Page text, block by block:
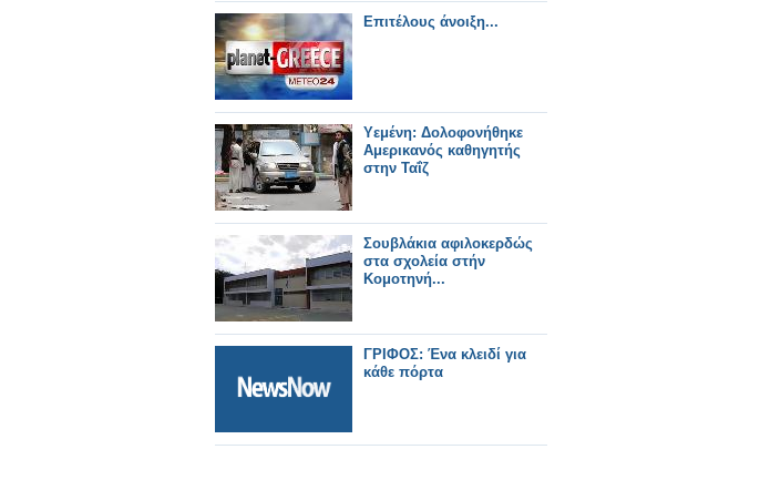
Επιτέλους άνοιξη...
Υεμένη: Δολοφονήθηκε
Αμερικανός καθηγητής
στην Ταΐζ
Σουβλάκια αφιλοκερδώς
στα σχολεία στήν
Κομοτηνή...
ΓΡΙΦΟΣ: Ένα κλειδί για
κάθε πόρτα